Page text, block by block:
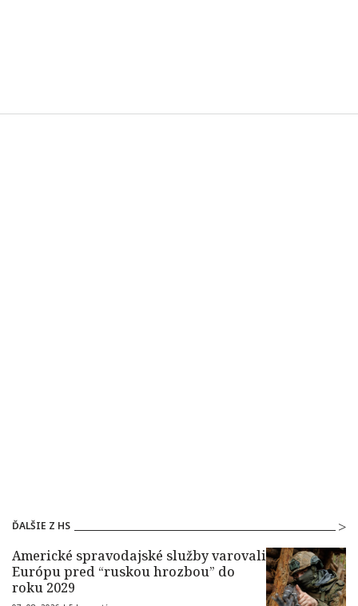
ĎALŠIE Z HS
Americké spravodajské služby varovali
Európu pred “ruskou hrozbou” do
roku 2029